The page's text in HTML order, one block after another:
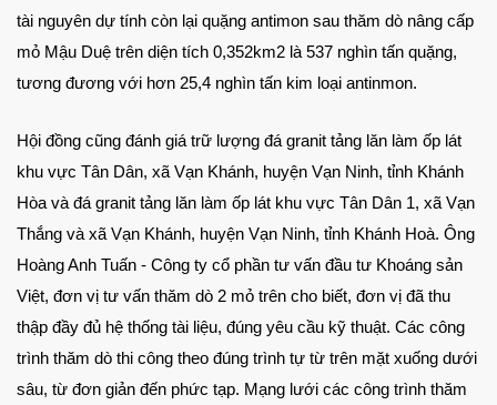
tài nguyên dự tính còn lại quặng antimon sau thăm dò nâng cấp
mỏ Mậu Duệ trên diện tích 0,352km2 là 537 nghìn tấn quặng,
tương đương với hơn 25,4 nghìn tấn kim loại antinmon.
Hội đồng cũng đánh giá trữ lượng đá granit tảng lăn làm ốp lát
khu vực Tân Dân, xã Vạn Khánh, huyện Vạn Ninh, tỉnh Khánh
Hòa và đá granit tảng lăn làm ốp lát khu vực Tân Dân 1, xã Vạn
Thắng và xã Vạn Khánh, huyện Vạn Ninh, tỉnh Khánh Hoà. Ông
Hoàng Anh Tuấn - Công ty cổ phần tư vấn đầu tư Khoáng sản
Việt, đơn vị tư vấn thăm dò 2 mỏ trên cho biết, đơn vị đã thu
thập đầy đủ hệ thống tài liệu, đúng yêu cầu kỹ thuật. Các công
trình thăm dò thi công theo đúng trình tự từ trên mặt xuống dưới
sâu, từ đơn giản đến phức tạp. Mạng lưới các công trình thăm